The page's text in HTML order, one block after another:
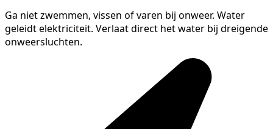
Ga niet zwemmen, vissen of varen bij onweer. Water
geleidt elektriciteit. Verlaat direct het water bij dreigende
onweersluchten.